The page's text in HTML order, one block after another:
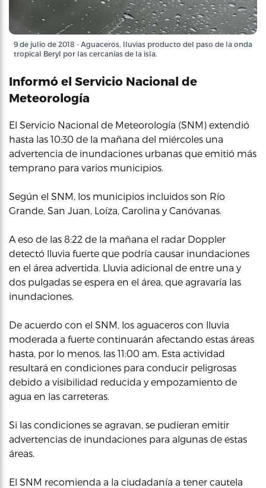
9 de julio de 2018 - Aguaceros, lluvias producto del paso de la onda
tropical Beryl por las cercanías de la isla.
Informó el Servicio Nacional de
Meteorología
El Servicio Nacional de Meteorología (SNM) extendió
hasta las 10:30 de la mañana del miércoles una
advertencia de inundaciones urbanas que emitió más
temprano para varios municipios.
Según el SNM, los municipios incluidos son Río
Grande, San Juan, Loíza, Carolina y Canóvanas.
A eso de las 8:22 de la mañana el radar Doppler
detectó lluvia fuerte que podría causar inundaciones
en el área advertida. Lluvia adicional de entre una y
dos pulgadas se espera en el área, que agravaría las
inundaciones.
De acuerdo con el SNM, los aguaceros con lluvia
moderada a fuerte continuarán afectando estas áreas
hasta, por lo menos, las 11:00 am. Esta actividad
resultará en condiciones para conducir peligrosas
debido a visibilidad reducida y empozamiento de
agua en las carreteras.
Si las condiciones se agravan, se pudieran emitir
advertencias de inundaciones para algunas de estas
áreas.
El SNM recomienda a la ciudadanía a tener cautela